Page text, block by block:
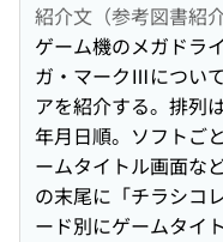
紹介文（参考図書紹介
ゲーム機のメガドラ
ガ・マークⅢについ
アを紹介する。排列
年月日順。ソフトご
ームタイトル画面な
の末尾に「チラシコ
ード別にゲームタイ